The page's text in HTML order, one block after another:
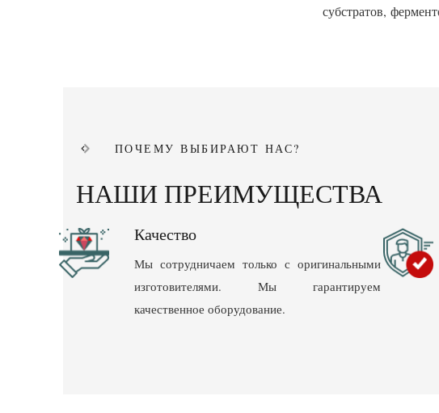
субстратов,
ПОЧЕМУ ВЫБИРАЮТ НАС?
НАШИ ПРЕИМУЩЕСТВА
Качество
Мы сотрудничаем только с оригинальными
изготовителями. Мы гарантируем
качественное оборудование.